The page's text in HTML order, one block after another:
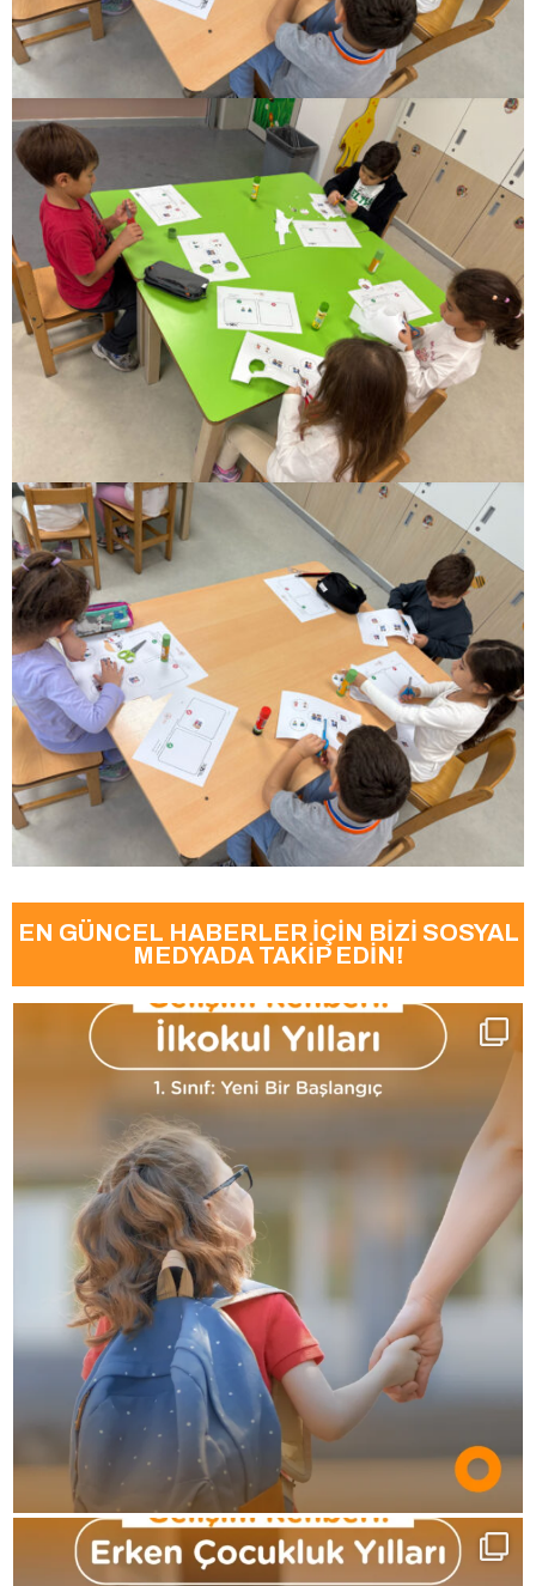
EN GÜNCEL HABERLER İÇİN BİZİ SOSYAL
MEDYADA TAKİP EDİN!